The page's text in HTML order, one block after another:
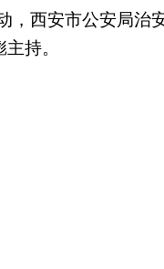
，西安市公安局治
持。